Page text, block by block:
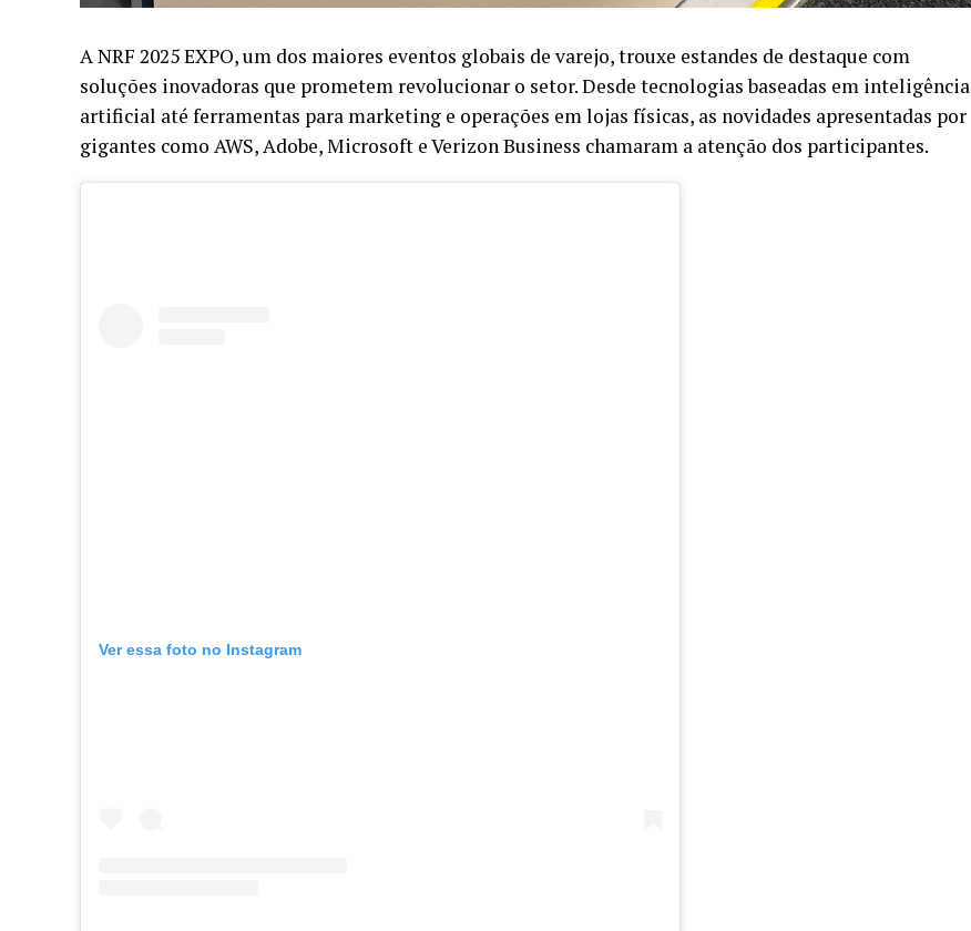
A NRF 2025 EXPO, um dos maiores eventos globais de varejo, trouxe estandes de destaque com
soluções inovadoras que prometem revolucionar o setor. Desde tecnologias baseadas em inteligência
artificial até ferramentas para marketing e operações em lojas físicas, as novidades apresentadas por
gigantes como AWS, Adobe, Microsoft e Verizon Business chamaram a atenção dos participantes.
Ver essa foto no Instagram